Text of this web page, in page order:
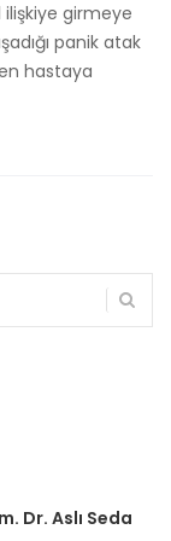
girmeye
panik atak
hastaya
Dr. Aslı Seda